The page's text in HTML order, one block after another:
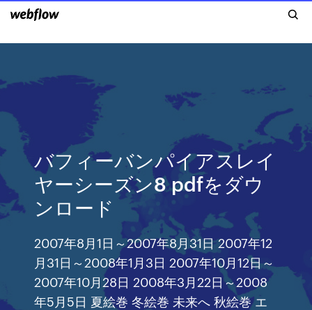
バフィーバンパイアスレイ
ヤーシーズン8 pdfをダウ
ンロード
2007年8月1日～2007年8月31日 2007年12
月31日～2008年1月3日 2007年10月12日～
2007年10月28日 2008年3月22日～2008
年5月5日 夏絵巻 冬絵巻 未来へ 秋絵巻 エ